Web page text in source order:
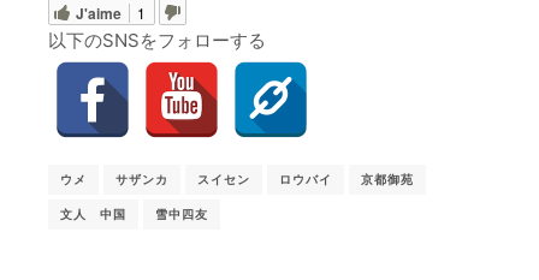
J'aime 1
以下のSNSをフォローする
ウメ サザンカ スイセン ロウバイ 京都御苑
文人 中国 雪中四友